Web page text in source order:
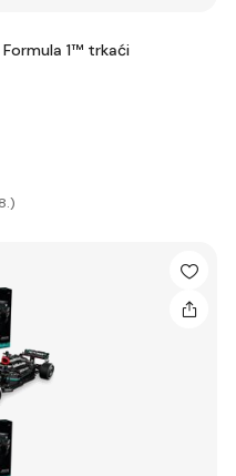
Formula 1™ trkaći